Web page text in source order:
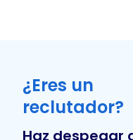
¿Eres un
reclutador?
Haz despegar